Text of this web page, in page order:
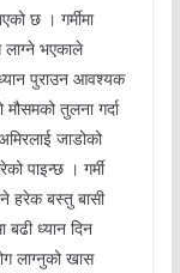
छ । गर्मीमा
लाग्ने भएकाले
पुराउन आवश्यक
मौसमको तुलना गर्दा
जाडोको
पाइन्छ । गर्मी
हरेक बस्तु बासी
बढी ध्यान दिन
लाग्नुको खास